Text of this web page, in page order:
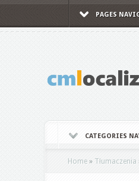
PAGES
CATEGORIES
Home » Tłumaczenia